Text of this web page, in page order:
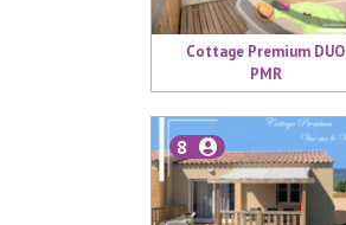
Cottage Premium DUO
PMR
8